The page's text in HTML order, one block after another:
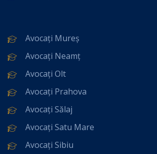
Avocați Mureș
Avocați Neamț
Avocați Olt
Avocați Prahova
Avocați Sălaj
Avocați Satu Mare
Avocați Sibiu